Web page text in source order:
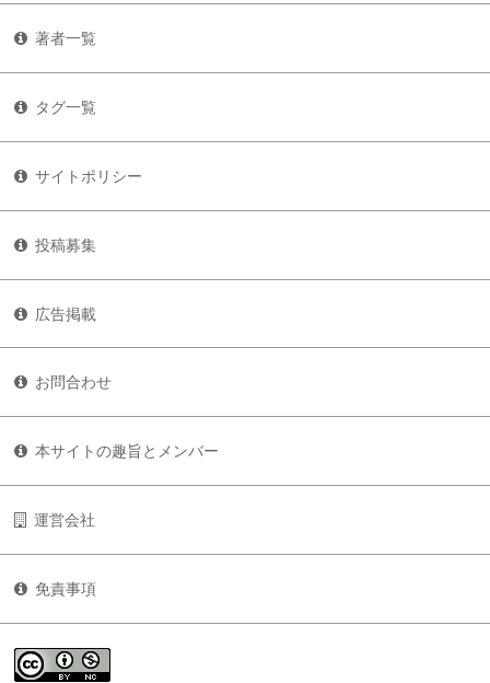
著者一覧
タグ一覧
サイトポリシー
投稿募集
広告掲載
お問合わせ
本サイトの趣旨とメンバー
運営会社
免責事項